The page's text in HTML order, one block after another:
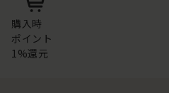
購入時
ポイント
1%還元